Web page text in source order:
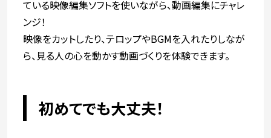
ている映像編集ソフトを使いながら、動画編集にチャレ
ンジ！
映像をカットしたり、テロップやBGMを入れたりしなが
ら、見る人の心を動かす動画づくりを体験できます。
初めてでも大丈夫！